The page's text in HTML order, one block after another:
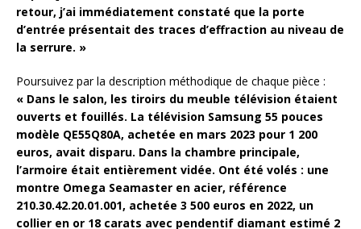
retour, j’ai immédiatement constaté que la porte
d’entrée présentait des traces d’effraction au niveau de
la serrure. »
Poursuivez par la description méthodique de chaque pièce :
« Dans le salon, les tiroirs du meuble télévision étaient
ouverts et fouillés. La télévision Samsung 55 pouces
modèle QE55Q80A, achetée en mars 2023 pour 1 200
euros, avait disparu. Dans la chambre principale,
l’armoire était entièrement vidée. Ont été volés : une
montre Omega Seamaster en acier, référence
210.30.42.20.01.001, achetée 3 500 euros en 2022, un
collier en or 18 carats avec pendentif diamant estimé 2